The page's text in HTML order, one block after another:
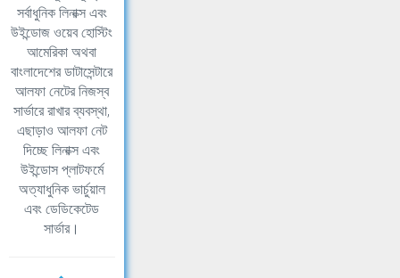
সর্বাধুনিক লিনাক্স এবং
উইন্ডোজ ওয়েব হোস্টিং
আমেরিকা অথবা
বাংলাদেশের ডাটাসেন্টারে
আলফা নেটের নিজস্ব
সার্ভারে রাখার ব্যবস্থা,
এছাড়াও আলফা নেট
দিচ্ছে লিনাক্স এবং
উইন্ডোস প্লাটফর্মে
অত্যাধুনিক ভার্চুয়াল
এবং ডেডিকেটেড
সার্ভার।